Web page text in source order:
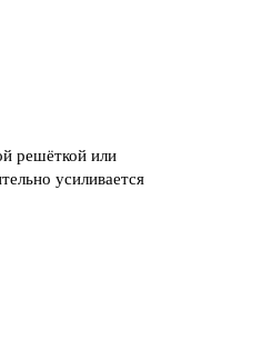
решёткой или
усиливается